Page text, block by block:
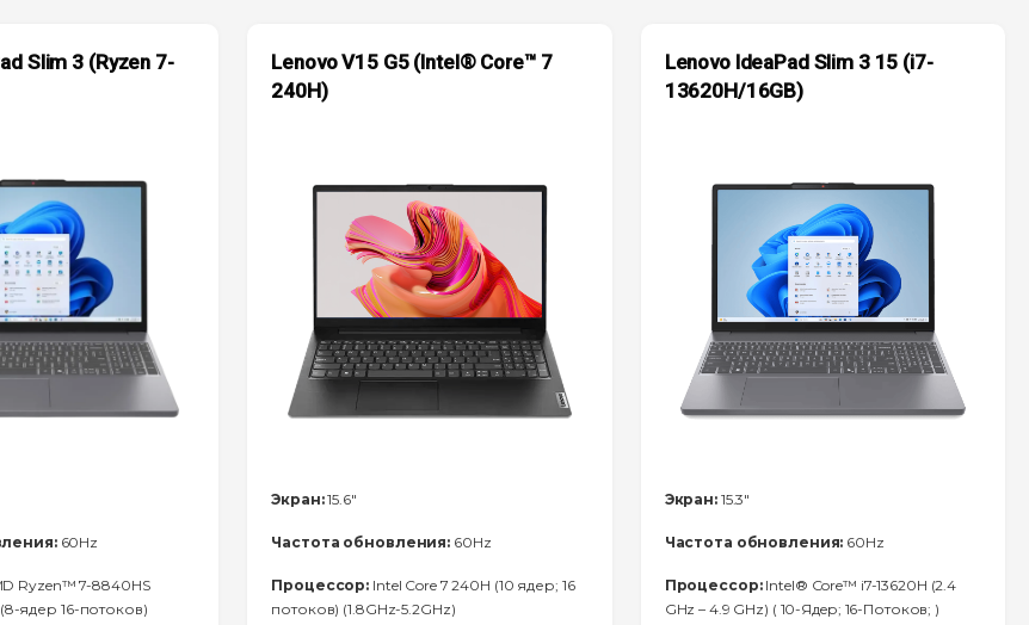
Slim 3 (Ryzen 7-
60Hz
Ryzen™ 7-8840HS
(8-ядер 16-потоков)
Lenovo V15 G5 (Intel® Core™ 7
240H)
Экран:15.6"
Частота обновления: 60Hz
Процессор: Intel Core 7 240H (10 ядер; 16
потоков) (1.8GHz-5.2GHz)
Lenovo IdeaPad Slim 3 15 (i7-
13620H/16GB)
Экран:15.3"
Частота обновления: 60Hz
Процессор:Intel® Core™ i7-13620H (2.4
GHz – 4.9 GHz) ( 10-Ядeр; 16-Потоков; )